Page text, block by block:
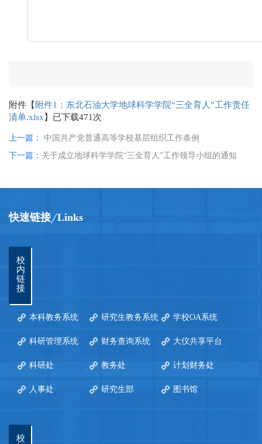
附件【 附件1：东北石油大学地球科学学院“三全育人”工作责任
清单.xlsx 】已下载471 次
上一篇： 中国共产党普通高等学校基层组织工作条例
下一篇： 关于成立地球科学学院“三全育人”工作领导小组的通知
快速链接 Links
校
内
链
接
本科教务系统 研究生教务系统 学校OA系统
科研管理系统 财务查询系统 大仪共享平台
科研处 教务处 计划财务处
人事处 研究生部 图书馆
校